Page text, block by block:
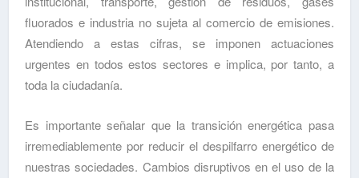
fluorados e industria no sujeta al comercio de emisiones.
Atendiendo a estas cifras, se imponen actuaciones
urgentes en todos estos sectores e implica, por tanto, a
toda la ciudadanía.
Es importante señalar que la transición energética pasa
irremediablemente por reducir el despilfarro energético de
nuestras sociedades. Cambios disruptivos en el uso de la